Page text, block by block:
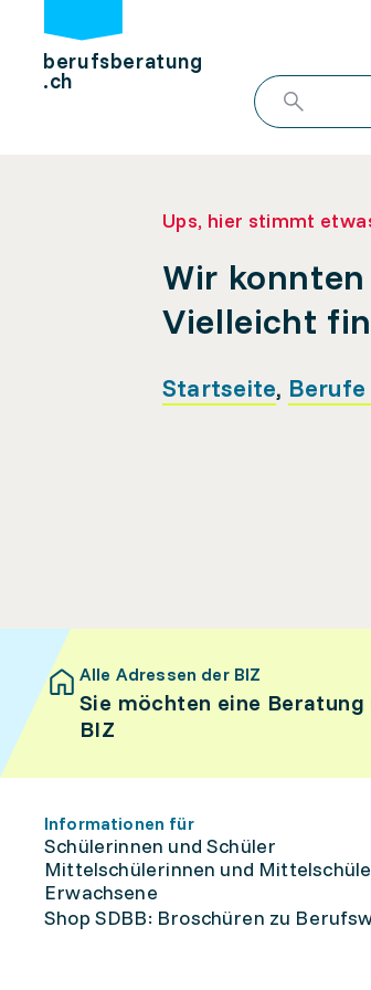
berufsberatung
.ch
Ups, hier stimmt
Wir
Vielleicht
Startseite, Berufe
Alle Adressen der BIZ
Sie möchten eine
BIZ
Informationen für
Schülerinnen und Schüler
Mittelschülerinnen und
Erwachsene
Shop SDBB: Broschüren zu